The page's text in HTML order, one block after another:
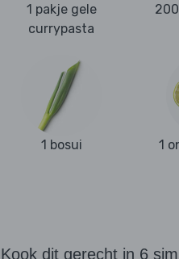
1 pakje gele
currypasta
1 bosui
1
Kook dit gerecht in 6